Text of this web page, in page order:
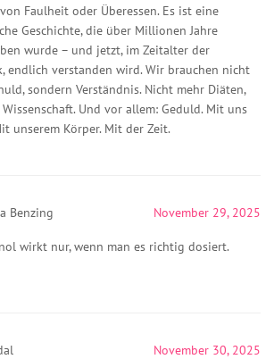
Faulheit oder Überessen. Es ist eine
Geschichte, die über Millionen Jahre
wurde – und jetzt, im Zeitalter der
endlich verstanden wird. Wir brauchen nicht
sondern Verständnis. Nicht mehr Diäten,
Und vor allem: Geduld. Mit uns
unserem Körper. Mit der Zeit.
Benzing November 29, 2025
wirkt nur, wenn man es richtig dosiert.
November 30, 2025